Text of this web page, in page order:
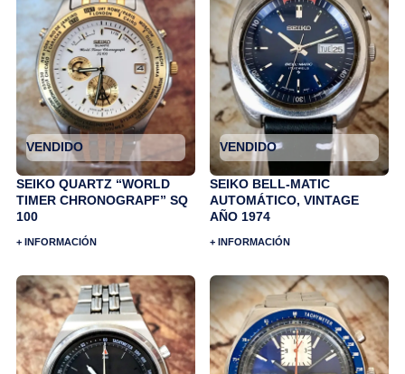
VENDIDO
SEIKO QUARTZ “WORLD
TIMER CHRONOGRAPF” SQ
100
+ INFORMACIÓN
VENDIDO
SEIKO BELL-MATIC
AUTOMÁTICO, VINTAGE
AÑO 1974
+ INFORMACIÓN